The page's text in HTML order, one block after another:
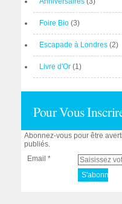
Foire Bio (3)
Escapade à Londres (2)
Livre d'Or (1)
Pour Vous
Abonnez-vous pour être
publiés.
Email